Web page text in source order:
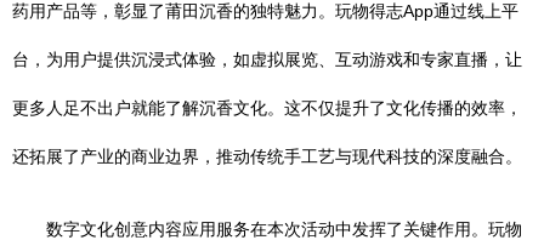
药用产品等，彰显了莆田沉香的独特魅力。玩物得志App通过线上平
台，为用户提供沉浸式体验，如虚拟展览、互动游戏和专家直播，让
更多人足不出户就能了解沉香文化。这不仅提升了文化传播的效率，
还拓展了产业的商业边界，推动传统手工艺与现代科技的深度融合。
数字文化创意内容应用服务在本次活动中发挥了关键作用。玩物